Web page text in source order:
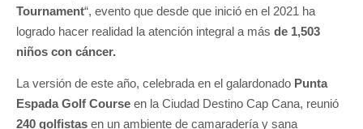
Tournament“, evento que desde que inició en el 2021 ha
logrado hacer realidad la atención integral a más de 1,503
niños con cáncer.
La versión de este año, celebrada en el galardonado Punta
Espada Golf Course en la Ciudad Destino Cap Cana, reunió
240 golfistas en un ambiente de camaradería y sana